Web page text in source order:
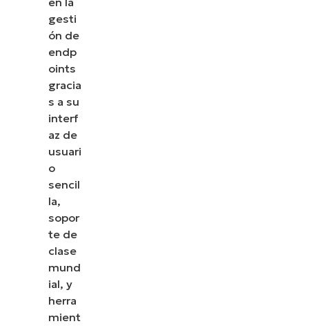
gesti
ón de
endp
oints
gracia
s a su
interf
az de
usuari
o
sencil
la,
sopor
te de
clase
mund
ial, y
herra
mient